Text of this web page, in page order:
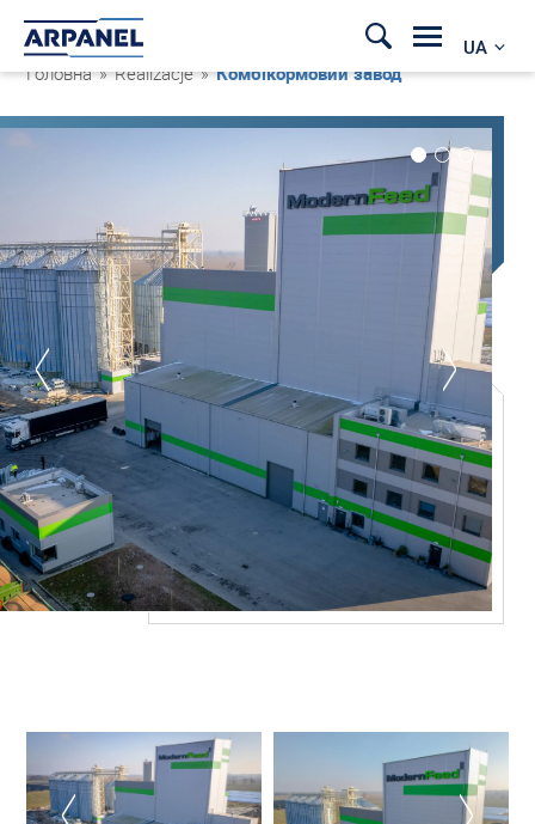
UA
Головна » Realizacje »Комбікормовий завод